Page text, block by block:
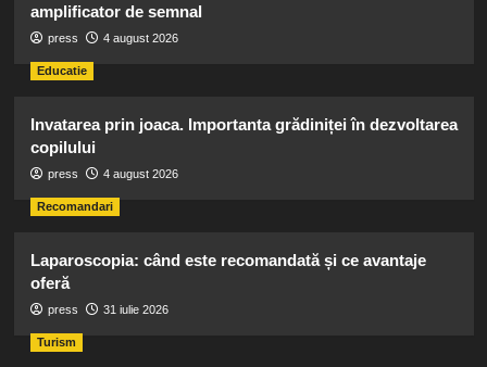
amplificator de semnal
press 4 august 2026
Educatie
Invatarea prin joaca. Importanta grădiniței în dezvoltarea
copilului
press 4 august 2026
Recomandari
Laparoscopia: când este recomandată și ce avantaje
oferă
press 31 iulie 2026
Turism